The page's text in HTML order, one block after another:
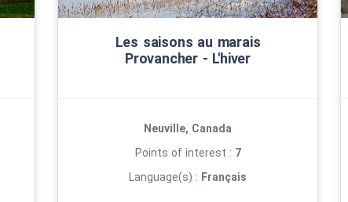
Les saisons au marais
Provancher ‑ L'hiver
Neuville, Canada
Points of interest : 7
Language(s) : Français